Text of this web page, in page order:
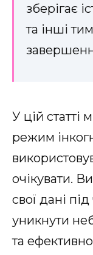
зберігає
та інші
У цій
режим
очікувати.
свої дані
уникнути
та